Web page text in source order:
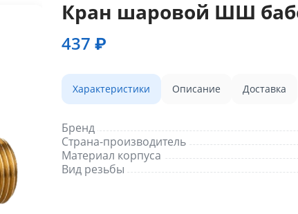
Кран шаровой ШШ
437 ₽
Характеристики Описание Доставка
Бренд
Страна-производитель
Материал корпуса
Вид резьбы